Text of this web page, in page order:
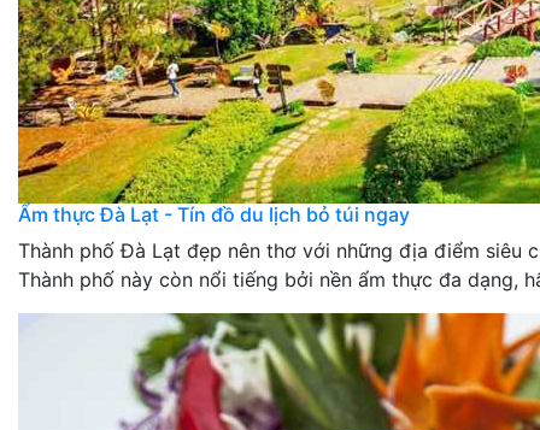
Ẩm thực Đà Lạt - Tín đồ du lịch bỏ túi ngay
Thành phố Đà Lạt đẹp nên thơ với những địa điểm siêu
Thành phố này còn nổi tiếng bởi nền ẩm thực đa dạng,